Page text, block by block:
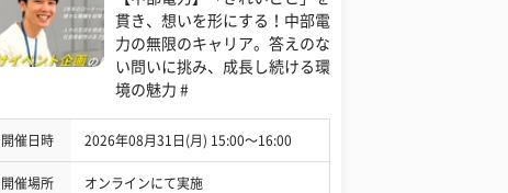
貫き、想いを形にする！中部電
力の無限のキャリア。答えのな
い問いに挑み、成長し続ける環
境の魅力 #
開催日時 2026年08月31日(月) 15:00〜16:00
開催場所 オンラインにて実施